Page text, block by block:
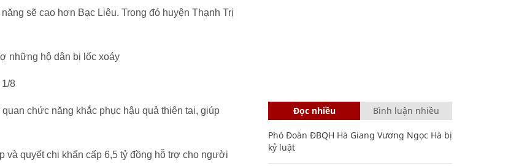
sẽ cao hơn Bạc Liêu. Trong đó huyện Thạnh Trị
8
chức năng khắc phục hậu quả thiên tai, giúp
và quyết chi khẩn cấp 6,5 tỷ đồng hỗ trợ cho người
Đọc nhiều Bình luận nhiều
Phó Đoàn ĐBQH Hà Giang Vương Ngọc Hà bị
kỷ luật